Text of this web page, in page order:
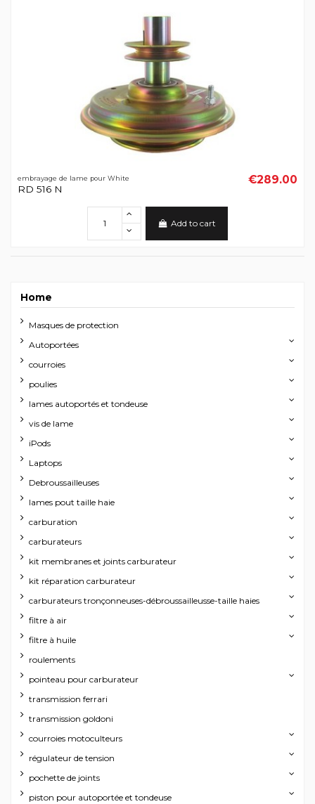
embrayage de lame pour White
RD 516 N
€289.00
Add to cart
Home
Masques de protection
Autoportées
courroies
poulies
lames autoportés et tondeuse
vis de lame
iPods
Laptops
Debroussailleuses
lames pout taille haie
carburation
carburateurs
kit membranes et joints carburateur
kit réparation carburateur
carburateurs tronçonneuses-débroussailleusse-taille haies
filtre à air
filtre à huile
roulements
pointeau pour carburateur
transmission ferrari
transmission goldoni
courroies motoculteurs
régulateur de tension
pochette de joints
piston pour autoportée et tondeuse